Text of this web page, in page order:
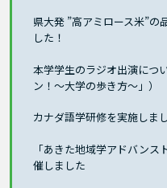
県大発 ”高アミロース米”の
した！
本学学生のラジオ出演につ
ン！～大学の歩き方～」）
カナダ語学研修を実施しま
「あきた地域学アドバン
催しました